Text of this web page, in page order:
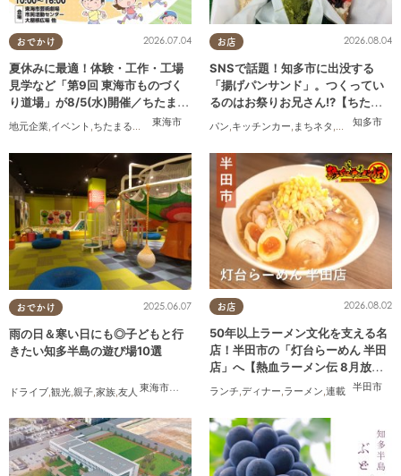
おでかけ
東海市
2026.07.04
夏休みに最適！体験・工作・工場
見学など「第9回 東海市ものづく
り道場」が8/5(水)開催／ちたまる
広告
地元企業,イベント ,ちたまる広告 ,親子,家族
お店
知多市
2026.08.04
SNSで話題！知多市に出没する
「揚げパンサンド」。つくってい
るのはお祭りお兄さん!?【ちたま
パン,キッチンカー, まちネタ ,ちたまる調査
おでかけ
東海市大府市 知多市, 東浦町,半田市 常滑市,美浜町
2025.06.07
雨の日＆寒い日にも◎子どもと行
きたい知多半島の遊び場10選
ドライブ,観光,親子,家族,友人
お店
半田市
2026.08.02
50年以上ラーメン文化を支える名
店！半田市の「灯台らーめん 半田
店」へ【熱血ラーメン伝 8月放
ランチ,ディナー,ラーメン,連載